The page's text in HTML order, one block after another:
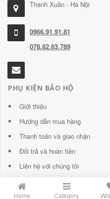
Thanh Xuân - Hà Nội
0966.91.91.81
078.82.83.789
PHỤ KIỆN BẢO HỘ
Giới thiệu
Hướng dẫn mua hàng
Thanh toán và giao nhận
Đổi trả và hoàn tiền
Liên hệ với chúng tôi
Home Category